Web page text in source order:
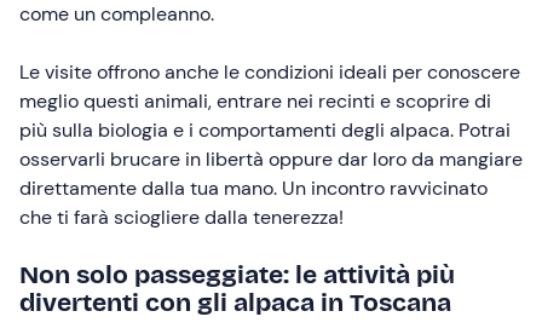
come un compleanno.
Le visite offrono anche le condizioni ideali per conoscere
meglio questi animali, entrare nei recinti e scoprire di
più sulla biologia e i comportamenti degli alpaca. Potrai
osservarli brucare in libertà oppure dar loro da mangiare
direttamente dalla tua mano. Un incontro ravvicinato
che ti farà sciogliere dalla tenerezza!
Non solo passeggiate: le attività più
divertenti con gli alpaca in Toscana